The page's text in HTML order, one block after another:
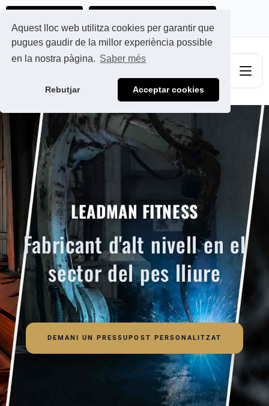
Aquest lloc web utilitza cookies per garantir que
pugues gaudir de la millor experiència possible
en la nostra pàgina. Saber més
Rebutjar Acceptar cookies
LEADMAN FITNESS
Fabricant d'alt nivell en el
sector del pes lliure
DEMANI UN PRESSUPOST PERSONALITZAT